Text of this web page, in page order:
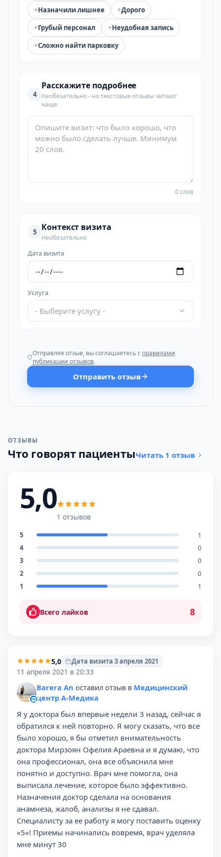
+Назначили лишнее +Дорого
+Грубый персонал +Неудобная запись
+Сложно найти парковку
4
Расскажите подробнее
Необязательно - но текстовые отзывы читают
чаще
0 слов
5 Контекст визита
Необязательно
Дата визита
Услуга
- Выберите услугу -
Отправляя отзыв, вы соглашаетесь с правилами
публикации отзывов.
Отправить отзыв
ОТЗЫВЫ
Что говорят пациентыЧитать 1 отзыв
5,0
1 отзывов
5
1
4
0
3
0
2
0
1
1
Всего лайков 8
5,0
Дата визита 3 апреля 2021
11 апреля 2021 в 20:33
Barera An оставил отзыв в Медицинский
центр А-Медика
Я у доктора был впервые недели 3 назад, сейчас я
обратился к ней повторно. Я могу сказать, что все
было хорошо, я бы отметил внимательность
доктора Мирзоян Офелия Араевна и я думаю, что
она профессионал, она все объяснила мне
понятно и доступно. Врач мне помогла, она
выписала лечение, которое было эффективно.
Назначения доктор сделала на основания
анамнеза, жалоб, анализы я не сдавал.
Специалисту за ее работу я могу поставить оценку
«5»! Приемы начинались вовремя, врач уделяла
мне минут 30